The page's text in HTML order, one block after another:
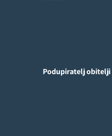
Podupiratelj obitelji